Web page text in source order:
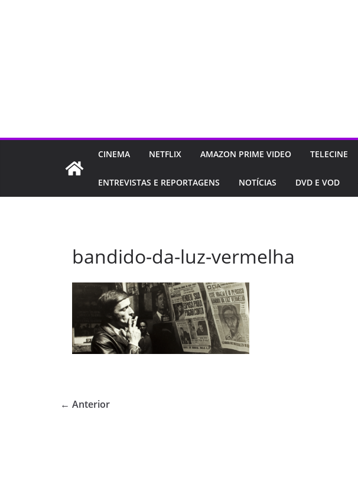
CINEMA NETFLIX AMAZON PRIME VIDEO TELECINE
ENTREVISTAS E REPORTAGENS NOTÍCIAS DVD E VOD
bandido-da-luz-vermelha
← Anterior